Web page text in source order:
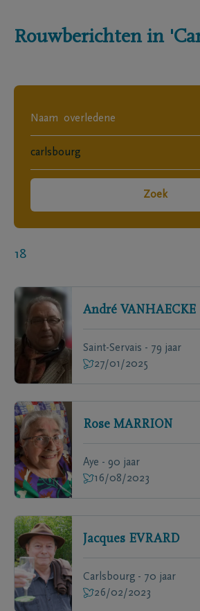
Rouwberichten in
Zoek
18
André VANHAECKE
Saint-Servais - 79 jaar
27/01/2025
Rose MARRION
Aye - 90 jaar
16/08/2023
Jacques EVRARD
Carlsbourg - 70 jaar
26/02/2023